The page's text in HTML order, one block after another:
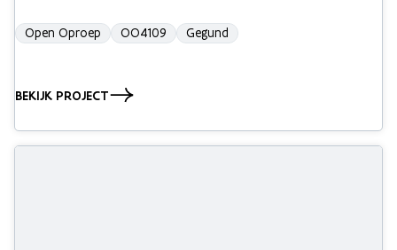
Open Oproep OO4109 Gegund
BEKIJK PROJECT